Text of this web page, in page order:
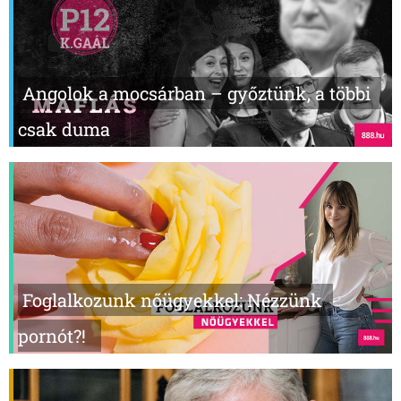
Angolok a mocsárban – győztünk, a többi
csak duma
Foglalkozunk nőügyekkel: Nézzünk
pornót?!